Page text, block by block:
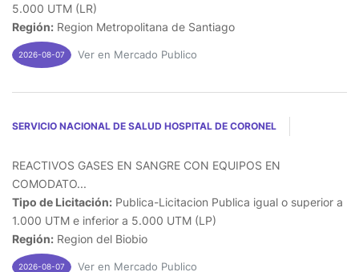
5.000 UTM (LR)
Región: Region Metropolitana de Santiago
2026-08-07 Ver en Mercado Publico
SERVICIO NACIONAL DE SALUD HOSPITAL DE CORONEL
REACTIVOS GASES EN SANGRE CON EQUIPOS EN
COMODATO...
Tipo de Licitación: Publica-Licitacion Publica igual o superior a
1.000 UTM e inferior a 5.000 UTM (LP)
Región: Region del Biobio
2026-08-07 Ver en Mercado Publico